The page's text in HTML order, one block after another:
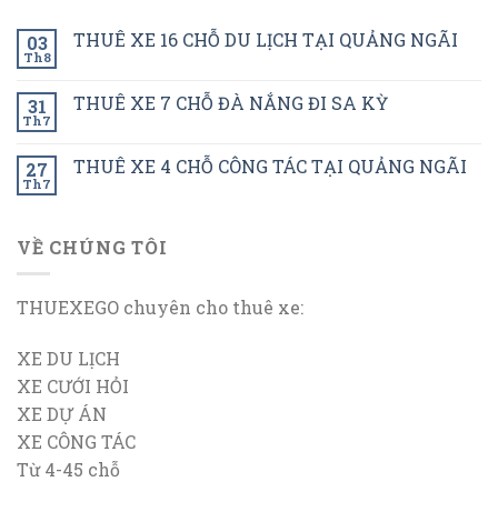
03
Th8
THUÊ XE 16 CHỖ DU LỊCH TẠI QUẢNG NGÃI
31
Th7
THUÊ XE 7 CHỖ ĐÀ NẮNG ĐI SA KỲ
27
Th7
THUÊ XE 4 CHỖ CÔNG TÁC TẠI QUẢNG NGÃI
VỀ CHÚNG TÔI
THUEXEGO chuyên cho thuê xe:
XE DU LỊCH
XE CƯỚI HỎI
XE DỰ ÁN
XE CÔNG TÁC
Từ 4-45 chỗ